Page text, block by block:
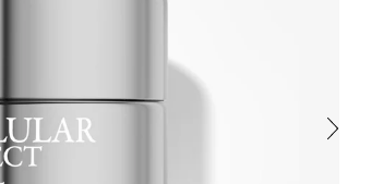
en atténuant visiblement poches, rides
L’extrait d’Arbre à Soie et les
repulpe les ridules et protège la peau